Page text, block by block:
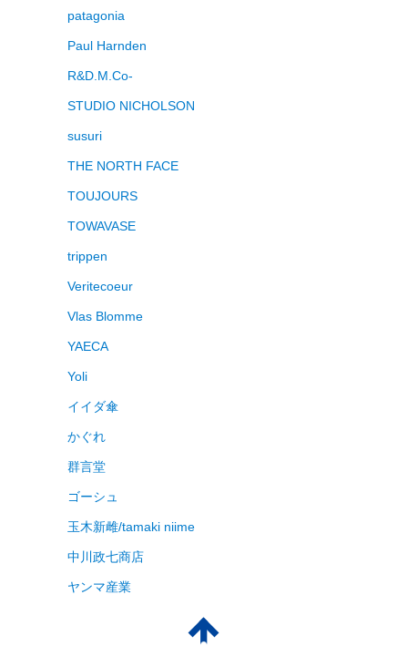
patagonia
Paul Harnden
R&D.M.Co-
STUDIO NICHOLSON
susuri
THE NORTH FACE
TOUJOURS
TOWAVASE
trippen
Veritecoeur
Vlas Blomme
YAECA
Yoli
イイダ傘
かぐれ
群言堂
ゴーシュ
玉木新雌/tamaki niime
中川政七商店
ヤンマ産業